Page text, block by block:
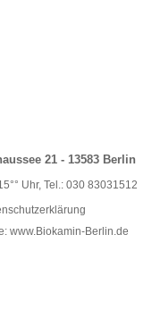
21 - 13583 Berlin
Uhr, Tel.: 030 83031512
www.Biokamin-Berlin.de